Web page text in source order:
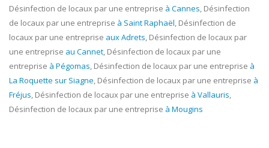
Désinfection de locaux par une entreprise à Cannes, Désinfection
de locaux par une entreprise à Saint Raphaël, Désinfection de
locaux par une entreprise aux Adrets, Désinfection de locaux par
une entreprise au Cannet, Désinfection de locaux par une
entreprise à Pégomas, Désinfection de locaux par une entreprise à
La Roquette sur Siagne, Désinfection de locaux par une entreprise à
Fréjus, Désinfection de locaux par une entreprise à Vallauris,
Désinfection de locaux par une entreprise à Mougins